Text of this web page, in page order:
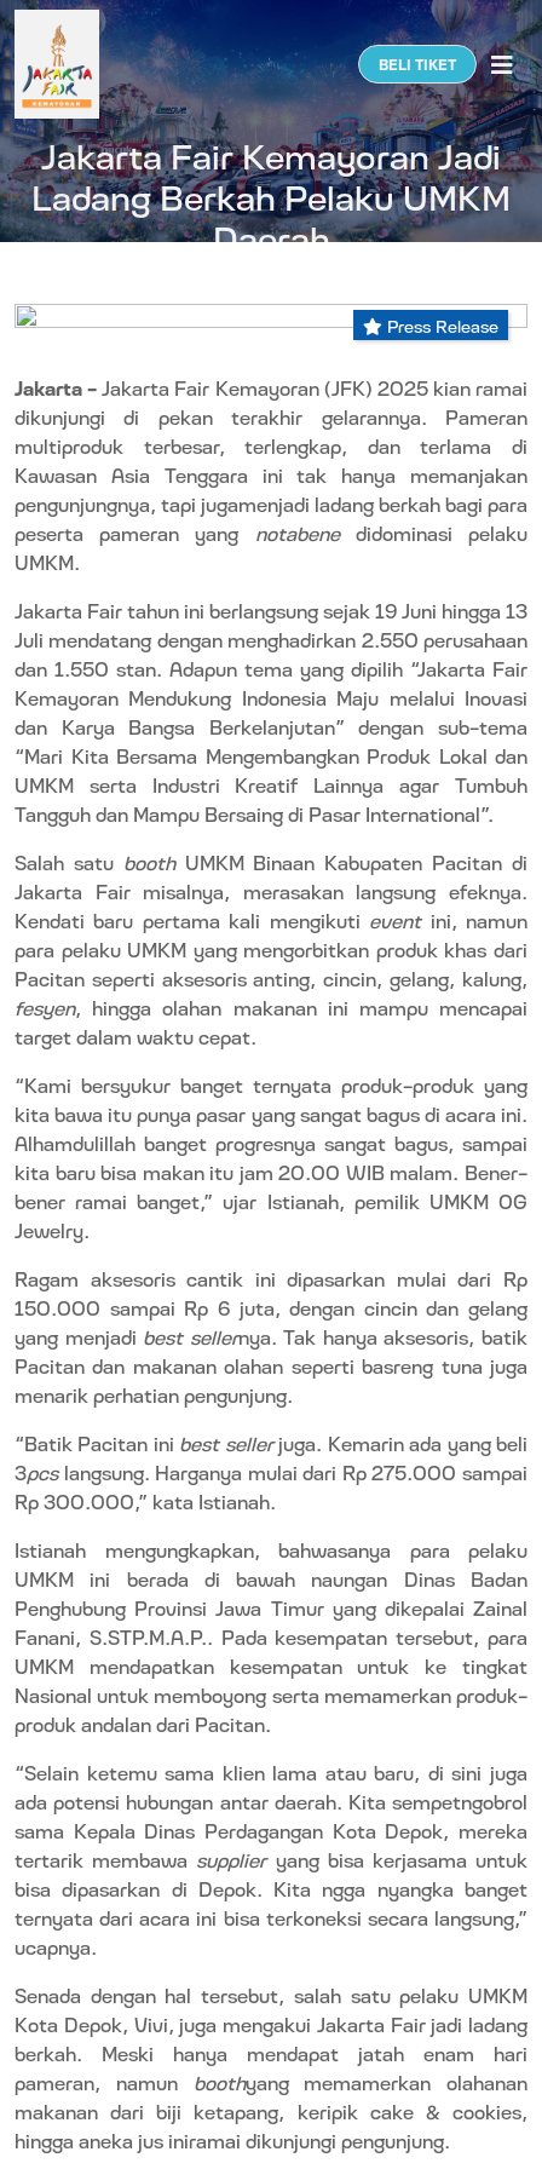
BELI TIKET
Jakarta Fair Kemayoran Jadi
Ladang Berkah Pelaku UMKM
Daerah
Press Release
Jakarta – Jakarta Fair Kemayoran (JFK) 2025 kian ramai
dikunjungi di pekan terakhir gelarannya. Pameran
multiproduk terbesar, terlengkap, dan terlama di
Kawasan Asia Tenggara ini tak hanya memanjakan
pengunjungnya, tapi jugamenjadi ladang berkah bagi para
peserta pameran yang notabenedidominasi pelaku
UMKM.
Jakarta Fair tahun ini berlangsung sejak 19 Juni hingga 13
Juli mendatang dengan menghadirkan 2.550 perusahaan
dan 1.550 stan. Adapun tema yang dipilih “Jakarta Fair
Kemayoran Mendukung Indonesia Maju melalui Inovasi
dan Karya Bangsa Berkelanjutan” dengan sub-tema
“Mari Kita Bersama Mengembangkan Produk Lokal dan
UMKM serta Industri Kreatif Lainnya agar Tumbuh
Tangguh dan Mampu Bersaing di Pasar International”.
Salah satu boothUMKM Binaan Kabupaten Pacitan di
Jakarta Fair misalnya, merasakan langsung efeknya.
Kendati baru pertama kali mengikuti eventini, namun
para pelaku UMKM yang mengorbitkan produk khas dari
Pacitan seperti aksesoris anting, cincin, gelang, kalung,
fesyen, hingga olahan makanan ini mampu mencapai
target dalam waktu cepat.
“Kami bersyukur banget ternyata produk-produk yang
kita bawa itu punya pasar yang sangat bagus di acara ini.
Alhamdulillah banget progresnya sangat bagus, sampai
kita baru bisa makan itu jam 20.00 WIB malam. Bener-
bener ramai banget,” ujar Istianah, pemilik UMKM OG
Jewelry.
Ragam aksesoris cantik ini dipasarkan mulai dari Rp
150.000 sampai Rp 6 juta, dengan cincin dan gelang
yang menjadi best sellernya. Tak hanya aksesoris, batik
Pacitan dan makanan olahan seperti basreng tuna juga
menarik perhatian pengunjung.
“Batik Pacitan ini best sellerjuga. Kemarin ada yang beli
3pcslangsung. Harganya mulai dari Rp 275.000 sampai
Rp 300.000,” kata Istianah.
Istianah mengungkapkan, bahwasanya para pelaku
UMKM ini berada di bawah naungan Dinas Badan
Penghubung Provinsi Jawa Timur yang dikepalai Zainal
Fanani, S.STP.M.A.P.. Pada kesempatan tersebut, para
UMKM mendapatkan kesempatan untuk ke tingkat
Nasional untuk memboyong serta memamerkan produk-
produk andalan dari Pacitan.
“Selain ketemu sama klien lama atau baru, di sini juga
ada potensi hubungan antar daerah. Kita sempetngobrol
sama Kepala Dinas Perdagangan Kota Depok, mereka
tertarik membawa supplieryang bisa kerjasama untuk
bisa dipasarkan di Depok. Kita ngga nyangka banget
ternyata dari acara ini bisa terkoneksi secara langsung,”
ucapnya.
Senada dengan hal tersebut, salah satu pelaku UMKM
Kota Depok, Vivi, juga mengakui Jakarta Fair jadi ladang
berkah. Meski hanya mendapat jatah enam hari
pameran, namun boothyang memamerkan olahanan
makanan dari biji ketapang, keripik cake & cookies,
hingga aneka jus iniramai dikunjungi pengunjung.